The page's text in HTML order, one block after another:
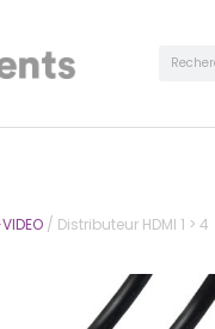
/ Distributeur HDMI 1 > 4